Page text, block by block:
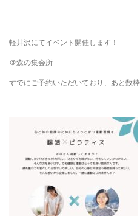
軽井沢にてイベント開催します！
＠森の集会所
すでにご予約いただいており、あと数